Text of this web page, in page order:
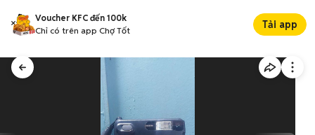
Voucher KFC đến 100k
Chỉ có trên app Chợ Tốt
Tải app